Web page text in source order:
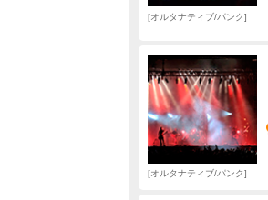
オルタナティブ/パンク
オルタナティブ/パンク